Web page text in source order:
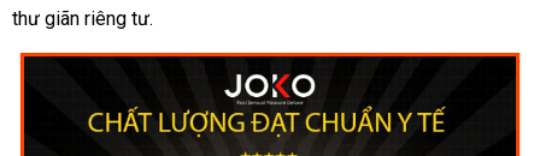
thư giãn riêng tư.